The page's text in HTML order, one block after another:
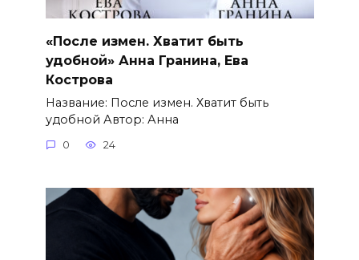
«После измен. Хватит быть
удобной» Анна Гранина, Ева
Кострова
Название: После измен. Хватит быть
удобной Автор: Анна
0 24